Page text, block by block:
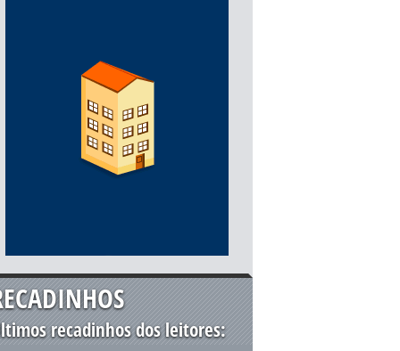
recadinhos dos leitores: